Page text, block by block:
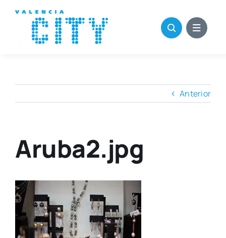
contenido
Anterior
Aruba2.jpg